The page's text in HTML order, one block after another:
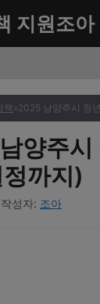
지원조아
책 »2025 남양주시 청
양주시
까지)
작성자: 조아